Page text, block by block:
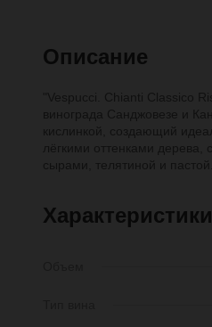
Описание
Характеристики